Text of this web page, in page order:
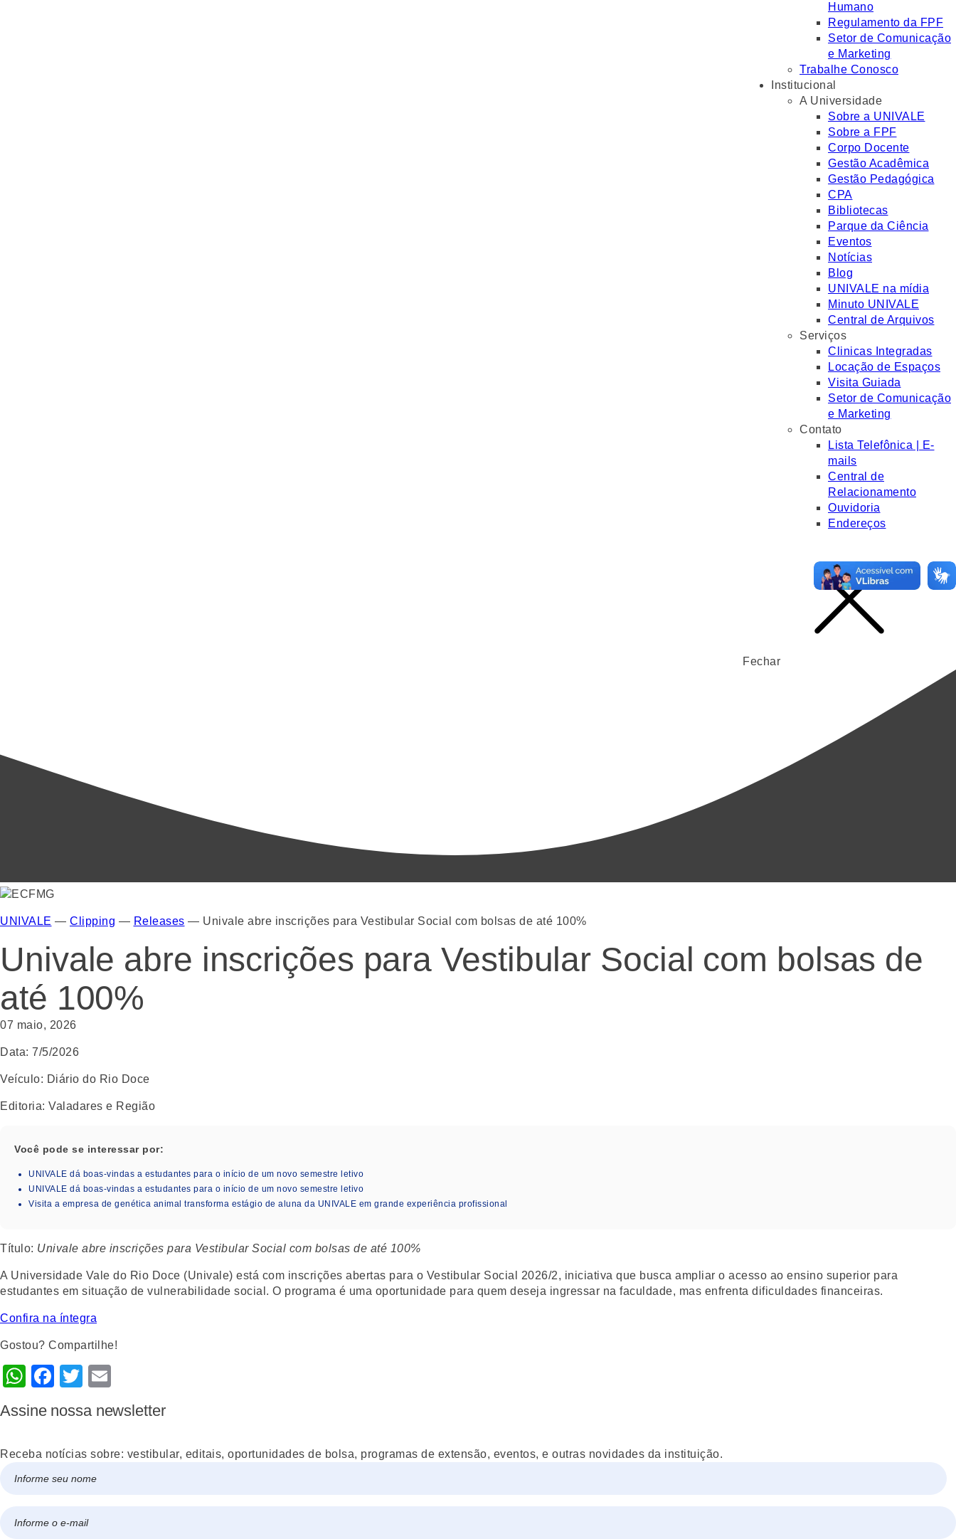
Humano
Regulamento da FPF
Setor de Comunicação
e Marketing
Trabalhe Conosco
Institucional
A Universidade
Sobre a UNIVALE
Sobre a FPF
Corpo Docente
Gestão Acadêmica
Gestão Pedagógica
CPA
Bibliotecas
Parque da Ciência
Eventos
Notícias
Blog
UNIVALE na mídia
Minuto UNIVALE
Central de Arquivos
Serviços
Clinicas Integradas
Locação de Espaços
Visita Guiada
Setor de Comunicação
e Marketing
Contato
Lista Telefônica | E-
mails
Central de
Relacionamento
Ouvidoria
Endereços
Fechar
UNIVALE — Clipping — Releases — Univale abre inscrições para Vestibular Social com bolsas de até 100%
Univale abre inscrições para Vestibular Social com bolsas de
até 100%
07 maio, 2026
Data: 7/5/2026
Veículo: Diário do Rio Doce
Editoria: Valadares e Região
Você pode se interessar por:
UNIVALE dá boas-vindas a estudantes para o início de um novo semestre letivo
UNIVALE dá boas-vindas a estudantes para o início de um novo semestre letivo
Visita a empresa de genética animal transforma estágio de aluna da UNIVALE em grande experiência profissional
Título: Univale abre inscrições para Vestibular Social com bolsas de até 100%
A Universidade Vale do Rio Doce (Univale) está com inscrições abertas para o Vestibular Social 2026/2, iniciativa que busca ampliar o acesso ao ensino superior para
estudantes em situação de vulnerabilidade social. O programa é uma oportunidade para quem deseja ingressar na faculdade, mas enfrenta dificuldades financeiras.
Confira na íntegra
Gostou? Compartilhe!
WhatsApp
Facebook
Twitter
Assine nossa newsletter
Receba notícias sobre: vestibular, editais, oportunidades de bolsa, programas de extensão, eventos, e outras novidades da instituição.
mail